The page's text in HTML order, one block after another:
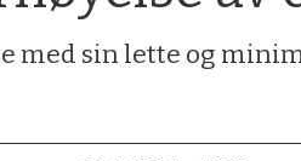
med sin lette og